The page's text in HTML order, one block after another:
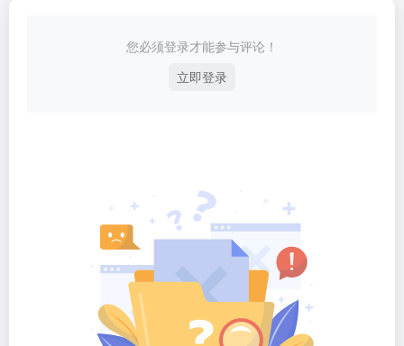
您必须登录才能参与评论！
立即登录